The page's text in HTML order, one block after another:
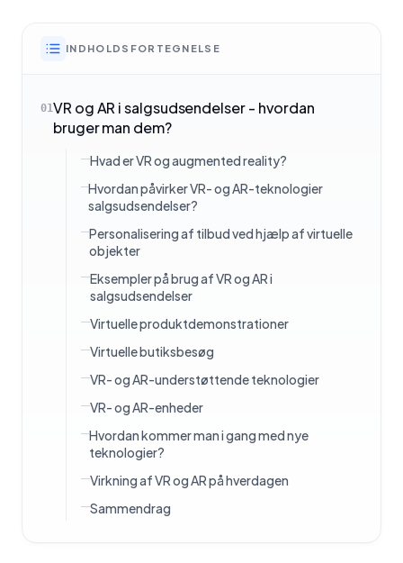
INDHOLDSFORTEGNELSE
01VR og AR i salgsudsendelser - hvordan
bruger man dem?
Hvad er VR og augmented reality?
Hvordan påvirker VR- og AR-teknologier
salgsudsendelser?
Personalisering af tilbud ved hjælp af virtuelle
objekter
Eksempler på brug af VR og AR i
salgsudsendelser
Virtuelle produktdemonstrationer
Virtuelle butiksbesøg
VR- og AR-understøttende teknologier
VR- og AR-enheder
Hvordan kommer man i gang med nye
teknologier?
Virkning af VR og AR på hverdagen
Sammendrag